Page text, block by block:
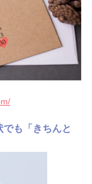
も「きちんと